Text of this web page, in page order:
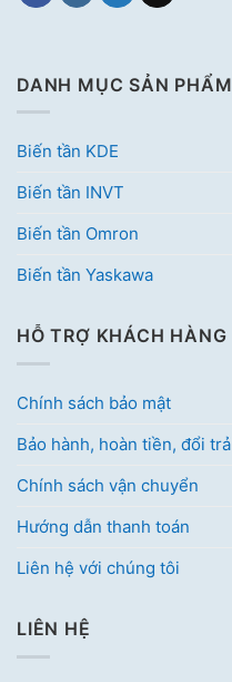
DANH MỤC SẢN PHẨM
Biến tần KDE
Biến tần INVT
Biến tần Omron
Biến tần Yaskawa
HỖ TRỢ KHÁCH HÀNG
Chính sách bảo mật
Bảo hành, hoàn tiền, đổi trả
Chính sách vận chuyển
Hướng dẫn thanh toán
Liên hệ với chúng tôi
LIÊN HỆ